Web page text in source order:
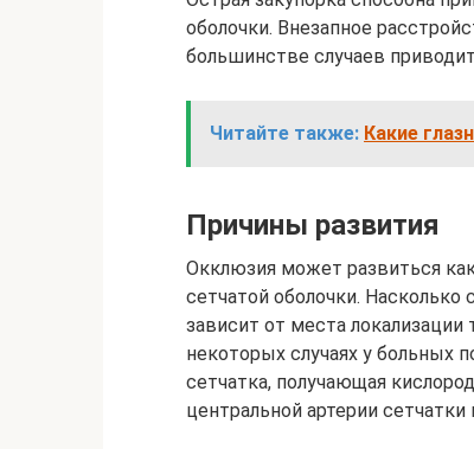
оболочки. Внезапное
большинстве случаев
Читайте также: Какие
Причины развития
Окклюзия может развиться
сетчатой оболочки. Насколько
зависит от места
некоторых случаях у больных
сетчатка, получающая
центральной артерии